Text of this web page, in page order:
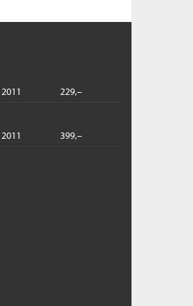
2011 229,–
2011 399,–